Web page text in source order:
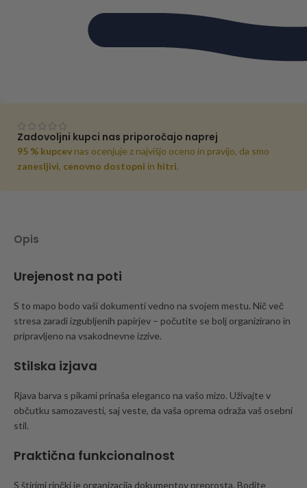
Zadovoljni kupci nas priporočajo naprej
95 % kupcev nas ocenjuje z najvišjo oceno in pravijo, da smo
zanesljivi, cenovno dostopni in hitri.
Opis
Urejenost na poti
S to mapo bodo vaši dokumenti vedno na svojem mestu. Nič več
stresa zaradi izgubljenih papirjev – počutite se bolj organizirano in
pripravljeno na vsakodnevne izzive.
Stilska izjava
Rjava barva s pikami prinaša eleganco na vašo mizo. Uživajte v
občutku samozavesti, saj veste, da vaša oprema odraža vaš osebni
stil.
Praktična funkcionalnost
S štirimi rinčki je organizacija dokumentov preprosta. Bodite